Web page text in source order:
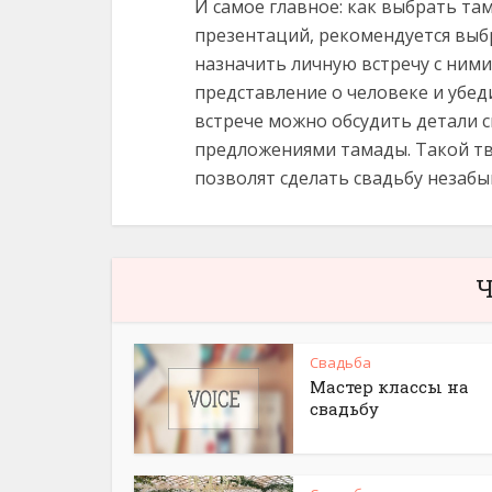
И самое главное: как выбрать
презентаций, рекомендуется
назначить личную встречу с
представление о человеке и
встрече можно обсудить детали
предложениями тамады. Такой
позволят сделать свадьбу
Свадьба
Мастер классы на
свадьбу